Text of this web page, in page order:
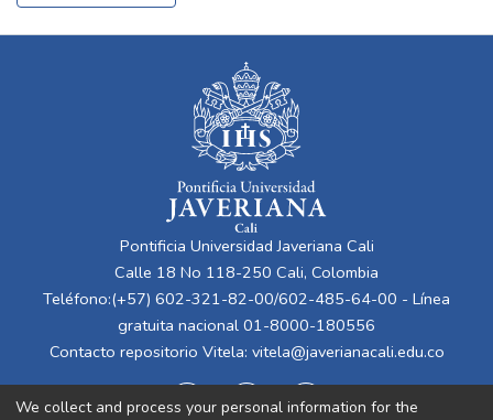
Pontificia Universidad Javeriana Cali
Calle 18 No 118-250 Cali, Colombia
Teléfono:(+57) 602-321-82-00/602-485-64-00 - Línea
gratuita nacional 01-8000-180556
Contacto repositorio Vitela: vitela@javerianacali.edu.co
We collect and process your personal information for the